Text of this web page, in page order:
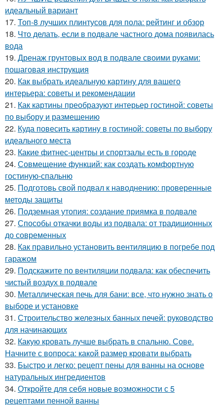
идеальный вариант
17. Топ-8 лучших плинтусов для пола: рейтинг и обзор
18. Что делать, если в подвале частного дома появилась
вода
19. Дренаж грунтовых вод в подвале своими руками:
пошаговая инструкция
20. Как выбрать идеальную картину для вашего
интерьера: советы и рекомендации
21. Как картины преобразуют интерьер гостиной: советы
по выбору и размещению
22. Куда повесить картину в гостиной: советы по выбору
идеального места
23. Какие фитнес-центры и спортзалы есть в городе
24. Совмещение функций: как создать комфортную
гостиную-спальню
25. Подготовь свой подвал к наводнению: проверенные
методы защиты
26. Подземная утопия: создание приямка в подвале
27. Способы откачки воды из подвала: от традиционных
до современных
28. Как правильно установить вентиляцию в погребе под
гаражом
29. Подскажите по вентиляции подвала: как обеспечить
чистый воздух в подвале
30. Металлическая печь для бани: все, что нужно знать о
выборе и установке
31. Строительство железных банных печей: руководство
для начинающих
32. Какую кровать лучше выбрать в спальню. Сове.
Начните с вопроса: какой размер кровати выбрать
33. Быстро и легко: рецепт пены для ванны на основе
натуральных ингредиентов
34. Откройте для себя новые возможности с 5
рецептами пенной ванны